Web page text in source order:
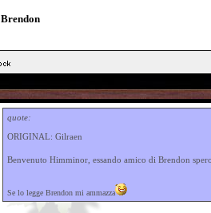
Brendon
quote:
ORIGINAL: Gilraen
Benvenuto Himminor, essando amico di Brendon
Se lo legge Brendon mi ammazza